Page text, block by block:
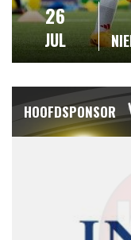
26
JUL
HOOFDSPONSOR